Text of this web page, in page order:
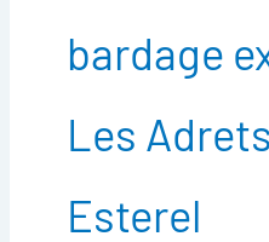
bardage
Les
Esterel